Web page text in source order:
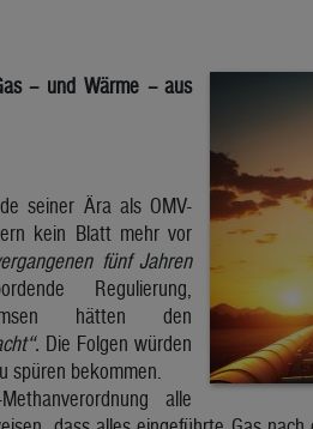
– und Wärme – aus
seiner Ära als OMV-
kein Blatt mehr vor
fünf Jahren
Regulierung,
hätten den
Die Folgen würden
spüren bekommen.
alle